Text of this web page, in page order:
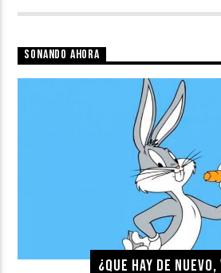
SONANDO AHORA
¿QUE HAY DE